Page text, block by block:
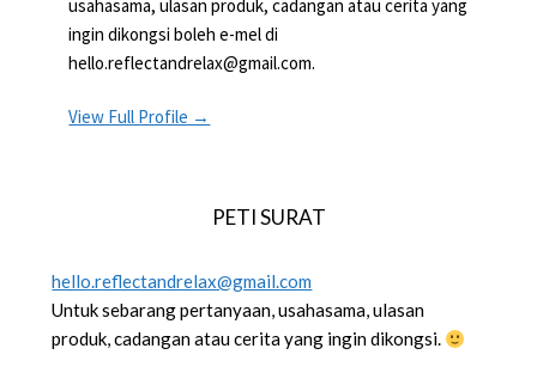
usahasama, ulasan produk, cadangan atau cerita yang
ingin dikongsi boleh e-mel di
hello.reflectandrelax@gmail.com.
View Full Profile →
PETI SURAT
hello.reflectandrelax@gmail.com
Untuk sebarang pertanyaan, usahasama, ulasan
produk, cadangan atau cerita yang ingin dikongsi.